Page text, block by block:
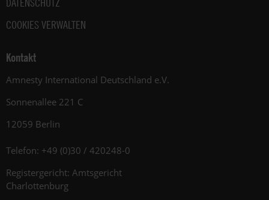
DATENSCHUTZ
COOKIES VERWALTEN
Kontakt
Amnesty International Deutschland e.V.
Sonnenallee 221 C
12059 Berlin
Telefon: +49 (0)30 / 420248-0
Registergericht: Amtsgericht
Charlottenburg